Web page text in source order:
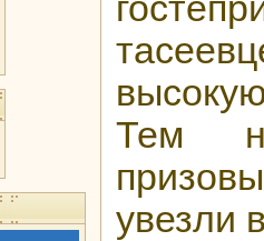
Тем
увезли